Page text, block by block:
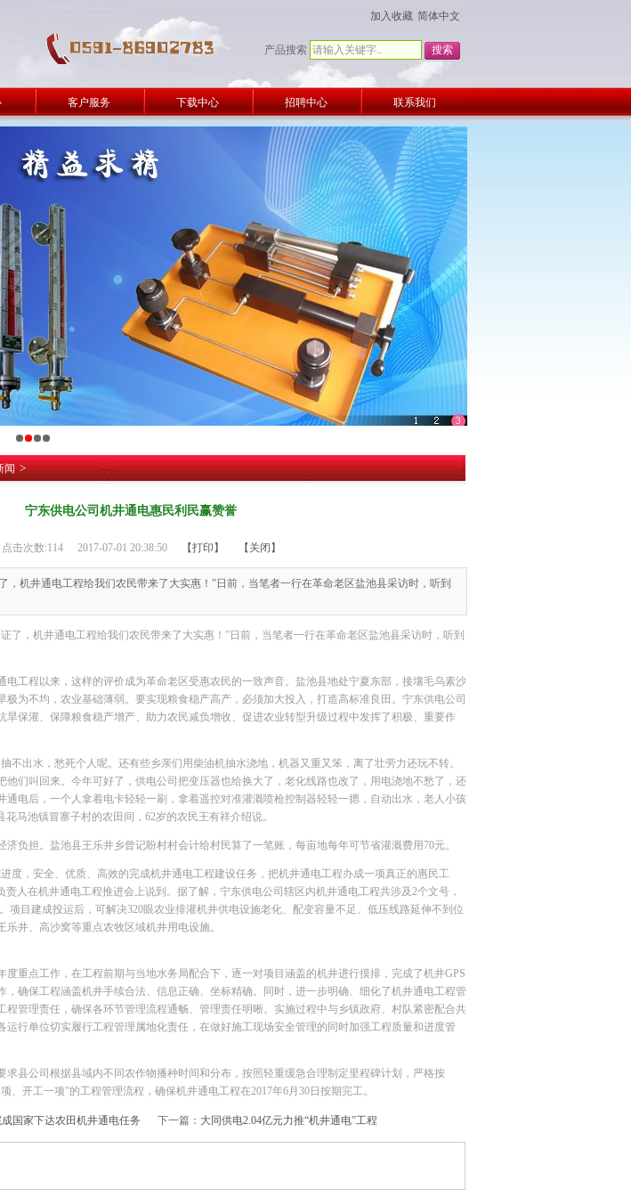
加入收藏 简体中文
产品搜索
客户服务 下载中心 招聘中心 联系我们
闻>
宁东供电公司机井通电惠民利民赢赞誉
点击次数:114 2017-07-01 20:38:50 【打印】 【关闭】
，机井通电工程给我们农民带来了大实惠！”日前，当笔者一行在革命老区盐池县采访时，听到
了，机井通电工程给我们农民带来了大实惠！”日前，当笔者一行在革命老区盐池县采访时，听到
工程以来，这样的评价成为革命老区受惠农民的一致声音。盐池县地处宁夏东部，接壤毛乌素沙
为不均，农业基础薄弱。要实现粮食稳产高产，必须加大投入，打造高标准良田。宁东供电公司
保灌、保障粮食稳产增产、助力农民减负增收、促进农业转型升级过程中发挥了积极、重要作
出水，愁死个人呢。还有些乡亲们用柴油机抽水浇地，机器又重又笨，离了壮劳力还玩不转。
他们叫回来。今年可好了，供电公司把变压器也给换大了，老化线路也改了，用电浇地不愁了，还
通电后，一个人拿着电卡轻轻一刷，拿着遥控对准灌溉喷枪控制器轻轻一摁，自动出水，老人小孩
马池镇冒寨子村的农田间，62岁的农民王有祥介绍说。
担。盐池县王乐井乡曾记盼村村会计给村民算了一笔账，每亩地每年可节省灌溉费用70元。
，安全、优质、高效的完成机井通电工程建设任务，把机井通电工程办成一项真正的惠民工
人在机井通电工程推进会上说到。据了解，宁东供电公司辖区内机井通电工程共涉及2个文号，
项目建成投运后，可解决320眼农业排灌机井供电设施老化、配变容量不足、低压线路延伸不到位
井、高沙窝等重点农牧区域机井用电设施。
点工作，在工程前期与当地水务局配合下，逐一对项目涵盖的机井进行摸排，完成了机井GPS
确保工程涵盖机井手续合法、信息正确、坐标精确。同时，进一步明确、细化了机井通电工程管
程管理责任，确保各环节管理流程通畅、管理责任明晰。实施过程中与乡镇政府、村队紧密配合共
运行单位切实履行工程管理属地化责任，在做好施工现场安全管理的同时加强工程质量和进度管
县公司根据县域内不同农作物播种时间和分布，按照轻重缓急合理制定里程碑计划，严格按
、开工一项”的工程管理流程，确保机井通电工程在2017年6月30日按期完工。
国家下达农田机井通电任务 下一篇： 大同供电2.04亿元力推“机井通电”工程